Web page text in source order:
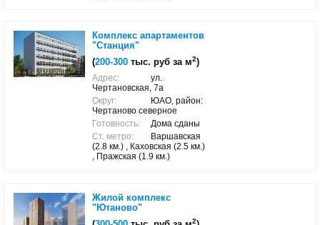
Комплекс апартаментов
"Станция"
(200-300 тыс. руб за м2)
Адрес:
ул.
Чертановская, 7а
Округ:
ЮАО, район:
Чертаново северное
Готовность:
Дома сданы
Ст. метро:
Варшавская
(2.8 км.) , Каховская (2.5 км.)
, Пражская (1.9 км.)
Жилой комплекс
"Ютаново"
2